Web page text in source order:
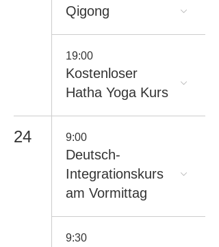
Qigong
19:00
Kostenloser
Hatha Yoga Kurs
24 9:00
Deutsch-
Integrationskurs
am Vormittag
9:30